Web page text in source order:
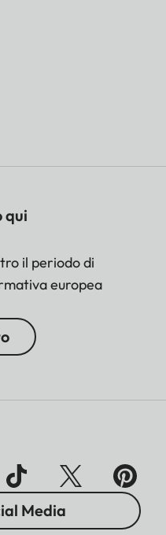
qui
il periodo di
europea
Media